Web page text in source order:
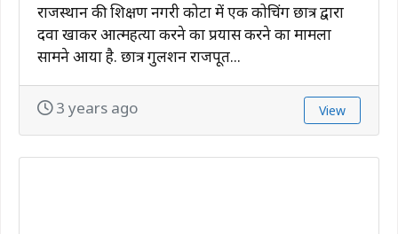
राजस्थान की शिक्षण नगरी कोटा में एक कोचिंग छात्र द्वारा
दवा खाकर आत्महत्या करने का प्रयास करने का मामला
सामने आया है. छात्र गुलशन राजपूत...
3 years ago View